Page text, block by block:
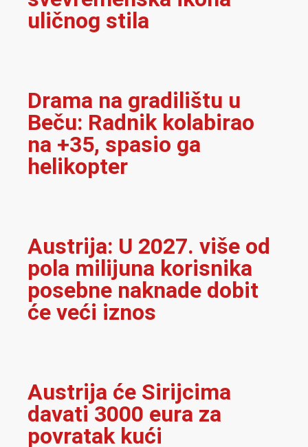
uličnog stila
Drama na gradilištu u
Beču: Radnik kolabirao
na +35, spasio ga
helikopter
Austrija: U 2027. više od
pola milijuna korisnika
posebne naknade dobit
će veći iznos
Austrija će Sirijcima
davati 3000 eura za
povratak kući